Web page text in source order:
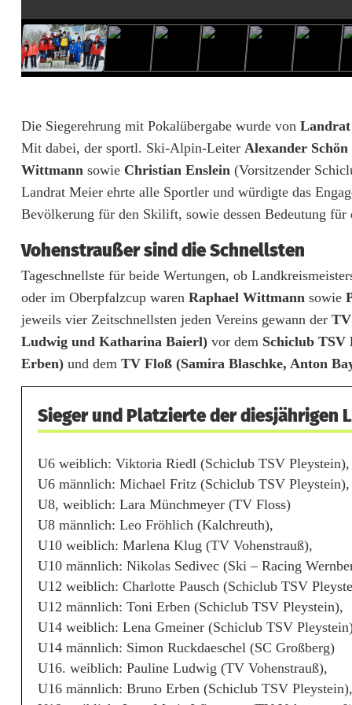
s
m
i
s
t
e
r
a
m
F
a
Die Siegerehrung mit Pokalübergabe wurde von Landrat
Mit dabei, der sportl. Ski-Alpin-Leiter Alexander Schön
Wittmann sowie Christian Enslein (Vorsitzender
Landrat Meier ehrte alle Sportler und würdigte das
Bevölkerung für den Skilift, sowie dessen Bedeutung
Vohenstraußer sind die Schnellsten
Tageschnellste für beide Wertungen, ob
oder im Oberpfalzcup waren Raphael Wittmann sowie
jeweils vier Zeitschnellsten jeden Vereins gewann der
Ludwig und Katharina Baierl) vor dem Schiclub TSV
Erben) und dem TV Floß (Samira Blaschke, Anton
Sieger und Platzierte der diesjährigen
U6 weiblich: Viktoria Riedl (Schiclub TSV Pleystein),
U6 männlich: Michael Fritz (Schiclub TSV Pleystein),
U8, weiblich: Lara Münchmeyer (TV Floss)
U8 männlich: Leo Fröhlich (Kalchreuth),
U10 weiblich: Marlena Klug (TV Vohenstrauß),
U10 männlich: Nikolas Sedivec (Ski – Racing
U12 weiblich: Charlotte Pausch (Schiclub TSV
U12 männlich: Toni Erben (Schiclub TSV Pleystein),
U14 weiblich: Lena Gmeiner (Schiclub TSV
U14 männlich: Simon Ruckdaeschel (SC Großberg)
U16. weiblich: Pauline Ludwig (TV Vohenstrauß),
U16 männlich: Bruno Erben (Schiclub TSV Pleystein),